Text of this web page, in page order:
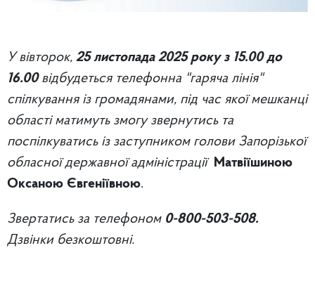
У вівторок, 25 листопада 2025 року з 15.00 до
16.00відбудеться телефонна "гаряча лінія"
спілкування із громадянами, під час якої мешканці
області матимуть змогу звернутись та
поспілкуватись із заступником голови Запорізької
обласної державної адміністрації Матвіїшиною
Оксаною Євгеніївною.
Звертатись за телефоном 0-800-503-508.
Дзвінки безкоштовні.